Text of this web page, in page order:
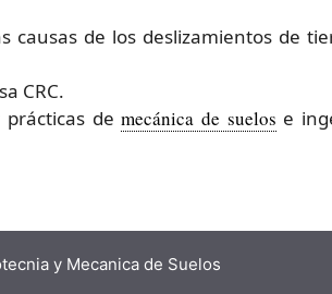
de los deslizamientos de
CRC.
prácticas demecánica de suelos e
y Mecanica de Suelos